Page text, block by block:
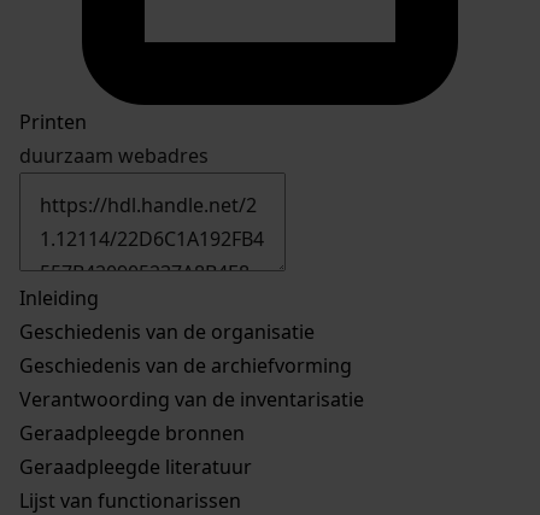
Printen
duurzaam webadres
Inleiding
Geschiedenis van de organisatie
Geschiedenis van de archiefvorming
Verantwoording van de inventarisatie
Geraadpleegde bronnen
Geraadpleegde literatuur
Lijst van functionarissen